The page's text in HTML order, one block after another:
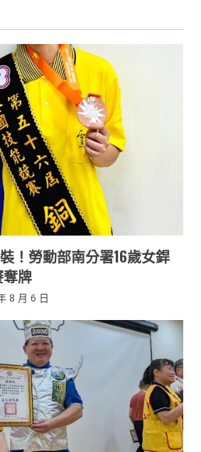
！勞動部南分署16歲女銲
牌
8 月 6 日